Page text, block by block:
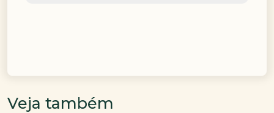
Veja também